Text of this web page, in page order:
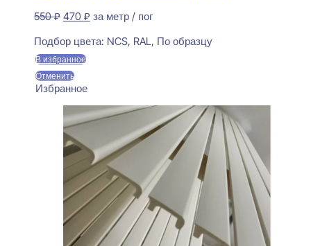
550₽ Первоначальная
составляла
550 ₽.
470 ₽Текущая
470 ₽.
за метр / пог
Подбор цвета: NCS, RAL, По образцу
В избранное
Отменить
Избранное